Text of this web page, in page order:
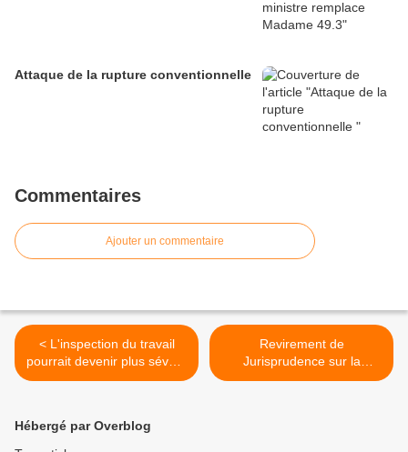
Attaque de la rupture conventionnelle
Commentaires
Ajouter un commentaire
< L'inspection du travail
pourrait devenir plus sévère
(WK-RH)
Revirement de
Jurisprudence sur la
protection des salariés
Hébergé par Overblog